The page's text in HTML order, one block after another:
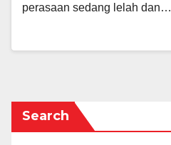
perasaan sedang lelah dan…
Search